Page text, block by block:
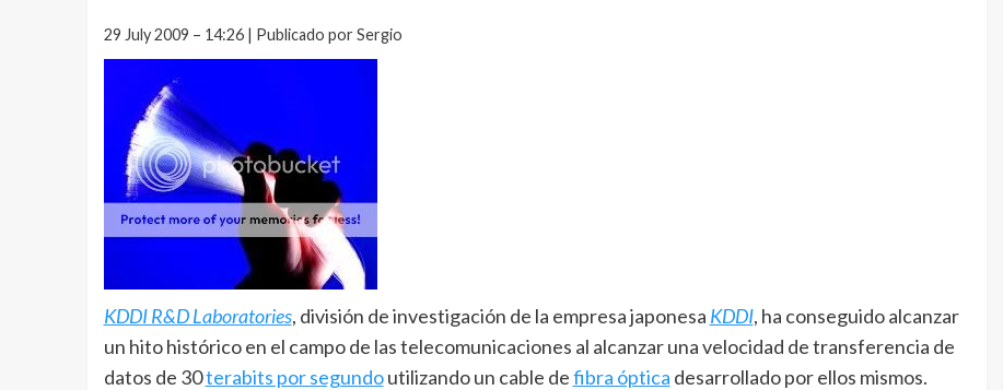
29 July 2009 – 14:26 | Publicado por Sergio
KDDI R&D Laboratories, división de investigación de la empresa japonesa KDDI, ha conseguido alcanzar
un hito histórico en el campo de las telecomunicaciones al alcanzar una velocidad de transferencia de
datos de 30terabits por segundoutilizando un cable defibra óptica desarrollado por ellos mismos.